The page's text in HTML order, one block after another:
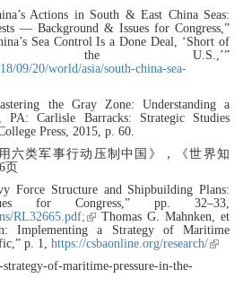
Actions in South & East China Seas:
— Background & Issues for Congress,”
Sea Control Is a Done Deal, ‘Short of
the U.S.,’”
09/20/world/asia/south-china-sea-
the Gray Zone: Understanding a
Carlisle Barracks: Strategic Studies
Press, 2015, p. 60.
六类军事行动压制中国》，《世界知
页
Force Structure and Shipbuilding Plans:
for Congress,” pp. 32–33,
RL32665.pdf; (link is external)
Thomas G. Mahnken, et
Implementing a Strategy of Maritime
p. 1, https://csbaonline.org/research/(link
of-maritime-pressure-in-the-